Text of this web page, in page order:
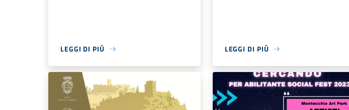
LEGGI DI PIÙ LEGGI DI PIÙ